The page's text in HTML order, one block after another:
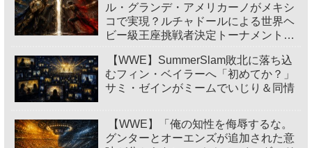
ル・グランデ・アメリカーノがメキシ
コで実現？ルチャドールによる世界ヘ
ビー級王座挑戦者決定トーナメント開
【WWE】SummerSlam敗北に落ち込
むフィン・ベイラーへ「初めてか？」
サミ・ゼインがミームでいじり＆同情
【WWE】「俺の知性を侮辱するな。
グンターとオーエンズが追加された意